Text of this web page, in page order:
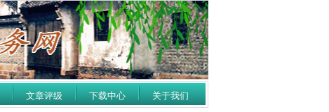
文章评级 下载中心 关于我们